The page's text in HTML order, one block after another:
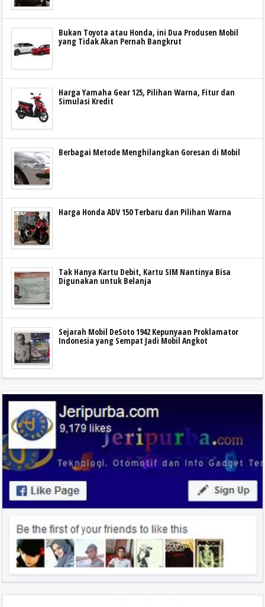
Bukan Toyota atau Honda, ini Dua Produsen Mobil
yang Tidak Akan Pernah Bangkrut
Harga Yamaha Gear 125, Pilihan Warna, Fitur dan
Simulasi Kredit
Berbagai Metode Menghilangkan Goresan di Mobil
Harga Honda ADV 150 Terbaru dan Pilihan Warna
Tak Hanya Kartu Debit, Kartu SIM Nantinya Bisa
Digunakan untuk Belanja
Sejarah Mobil DeSoto 1942 Kepunyaan Proklamator
Indonesia yang Sempat Jadi Mobil Angkot